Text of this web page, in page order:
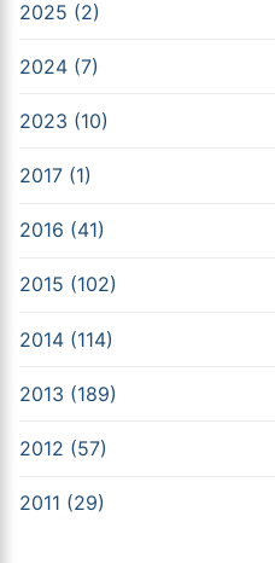
2025 (2)
2024 (7)
2023 (10)
2017 (1)
2016 (41)
2015 (102)
2014 (114)
2013 (189)
2012 (57)
2011 (29)